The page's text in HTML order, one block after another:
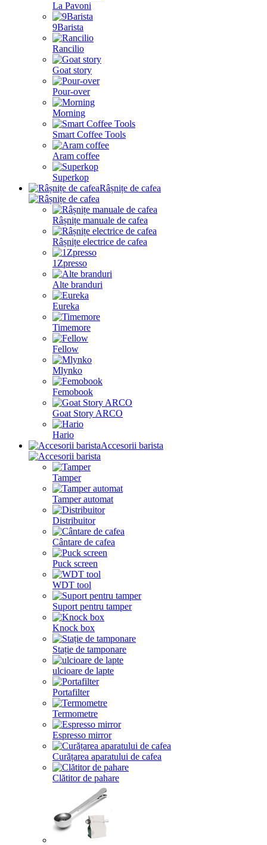
La Pavoni
9Barista
Rancilio
Goat story
Pour-over
Morning
Smart Coffee Tools
Aram coffee
Superkop
Râșnițe de cafea
Râșnițe manuale de cafea
Râșnițe electrice de cafea
1Zpresso
Alte branduri
Eureka
Timemore
Fellow
Mlynko
Femobook
Goat Story ARCO
Hario
Accesorii barista
Tamper
Tamper automat
Distribuitor
Cântare de cafea
Puck screen
WDT tool
Suport pentru tamper
Knock box
Stație de tamponare
ulcioare de lapte
Portafilter
Termometre
Espresso mirror
Curățarea aparatului de cafea
Clătitor de pahare